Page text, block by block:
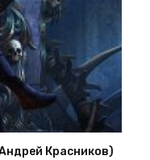
Красников)